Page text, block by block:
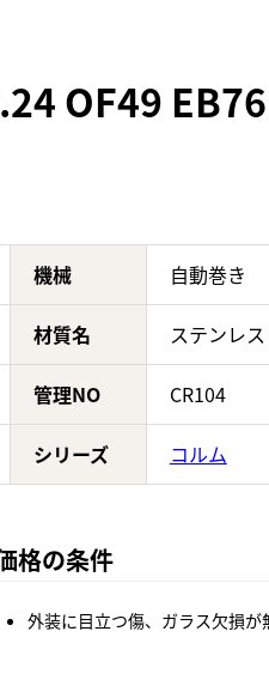
OF49
機械 自動巻き
材質名 ステンレ
管理NO CR104
シリーズ コルム
格の条件
外装に目立つ傷、ガラス欠損が